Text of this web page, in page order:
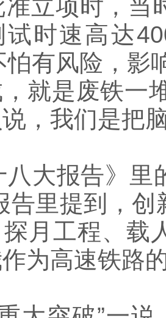
准立项时，当
试时速高达
怕有风险，影
就是废铁一
，我们是把
大报告》里
告里提到，
月工程、载
为高速铁路